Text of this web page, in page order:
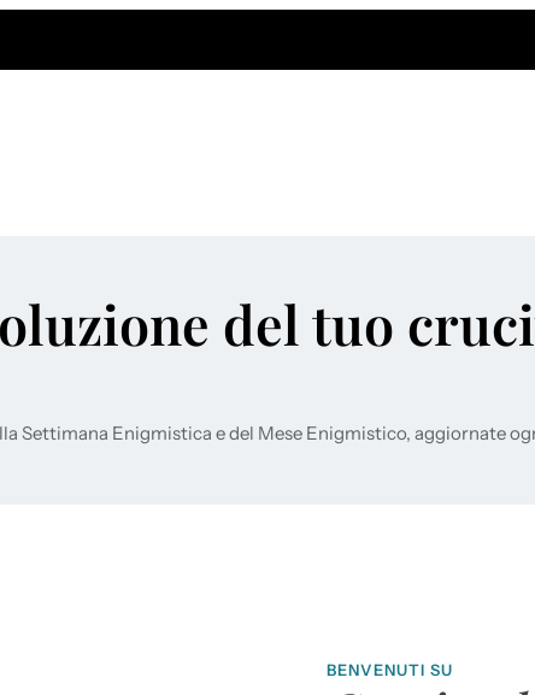
del tuo
Settimana Enigmistica e del Mese Enigmistico, aggiornate
BENVENUTI SU